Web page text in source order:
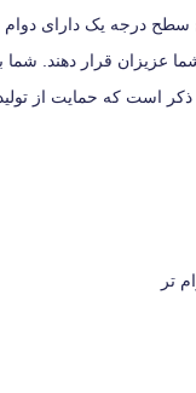
درجه یک دارای دوام
عزیزان قرار دهند.
است که حمایت از
تر